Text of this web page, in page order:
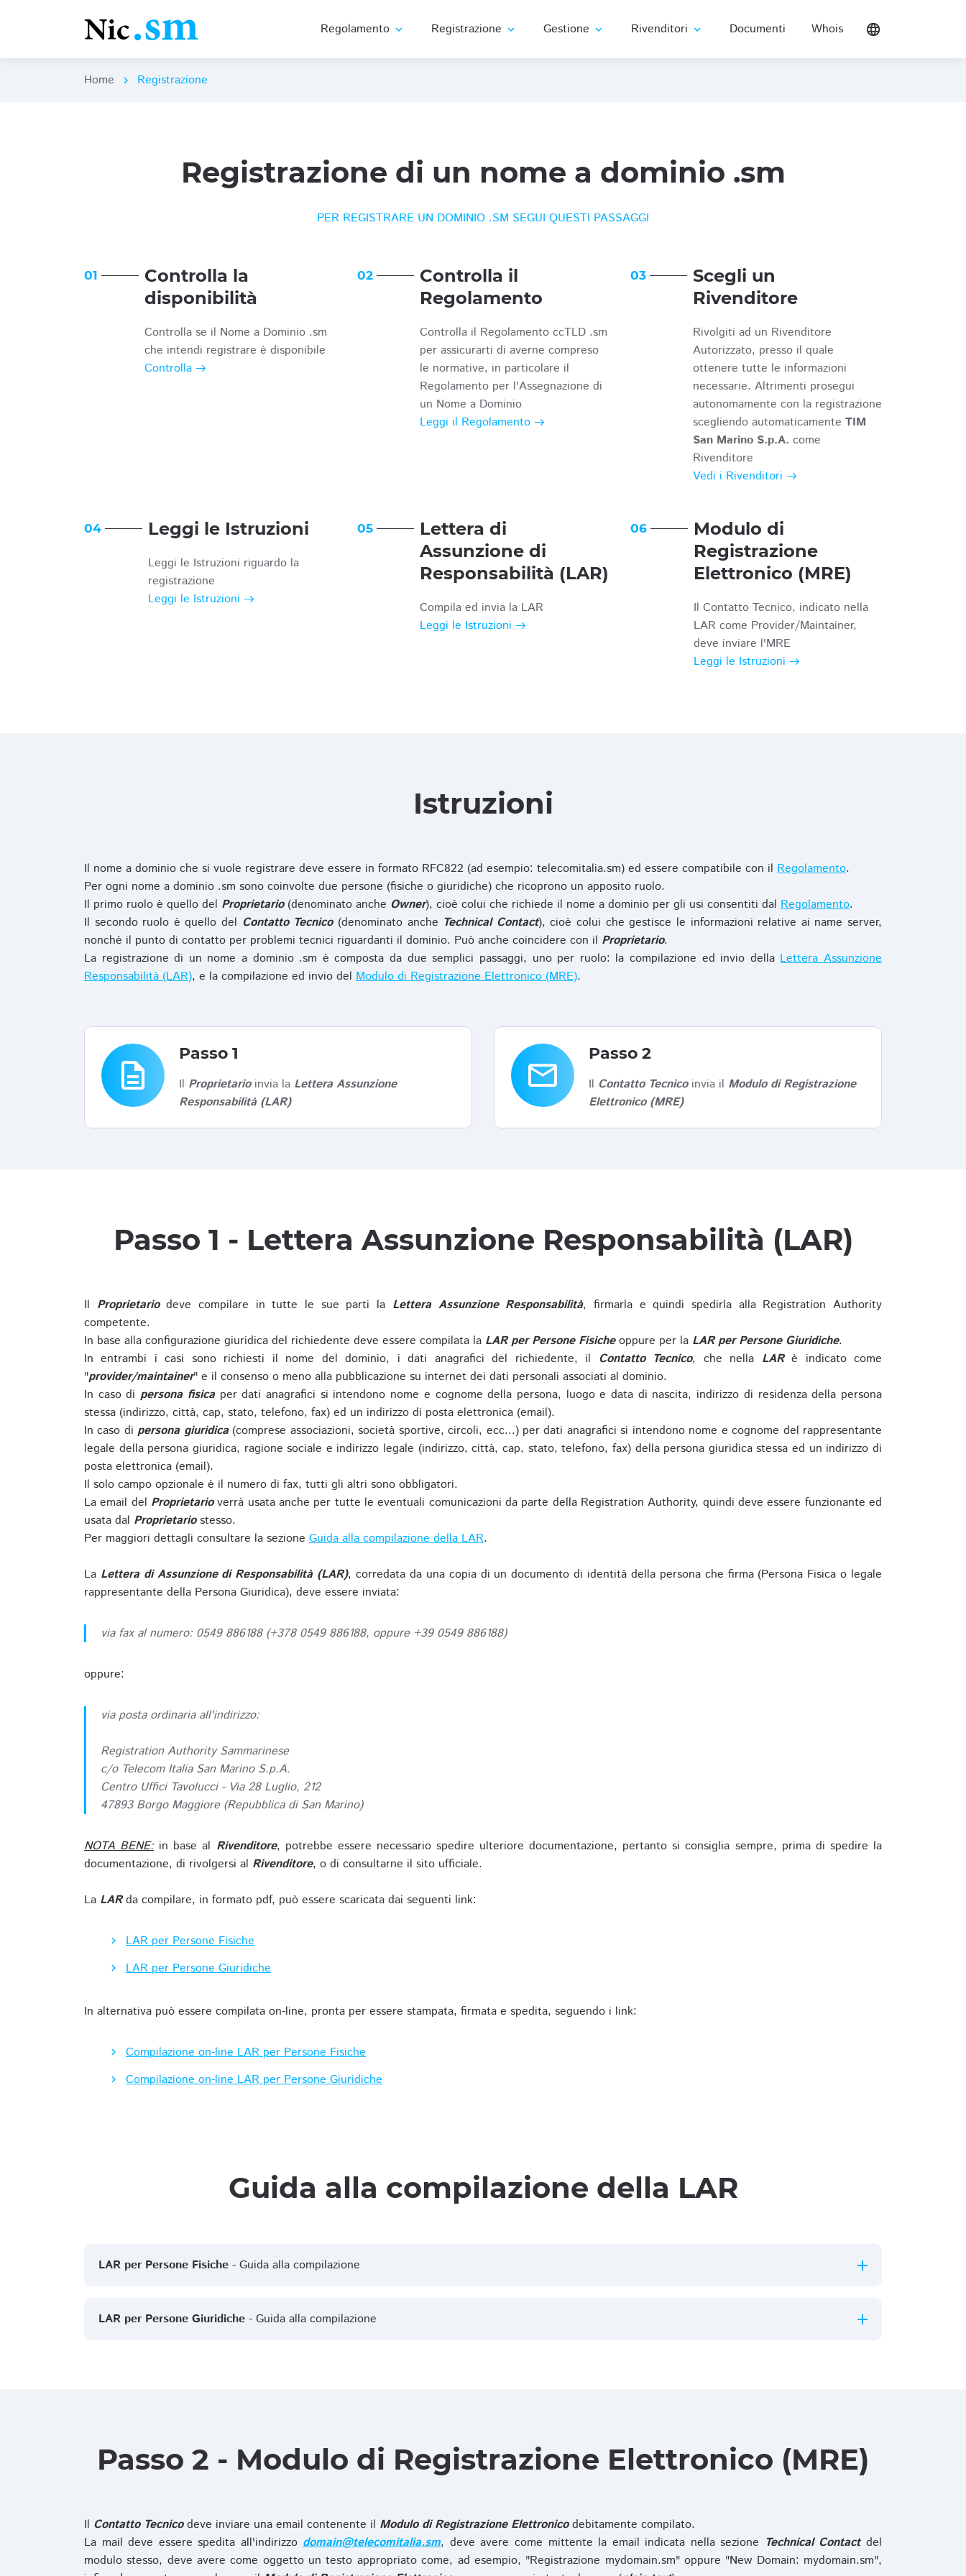
Regolamento expand_more Registrazione expand_more Gestione expand_more Rivenditori expand_more Documenti Whois language
Home chevron_right Registrazione
Registrazione di un nome a dominio .sm
PER REGISTRARE UN DOMINIO .SM SEGUI QUESTI PASSAGGI
01
Controlla la
disponibilità
Controlla se il Nome a Dominio .sm
che intendi registrare è disponibile
Controlla
02
Controlla il
Regolamento
Controlla il Regolamento ccTLD .sm
per assicurarti di averne compreso
le normative, in particolare il
Regolamento per l'Assegnazione di
un Nome a Dominio
Leggi il Regolamento
03
Scegli un
Rivenditore
Rivolgiti ad un Rivenditore
Autorizzato, presso il quale
ottenere tutte le informazioni
necessarie. Altrimenti prosegui
autonomamente con la registrazione
scegliendo automaticamente TIM
San Marino S.p.A. come
Rivenditore
Vedi i Rivenditori
04 Leggi le Istruzioni
Leggi le Istruzioni riguardo la
registrazione
Leggi le Istruzioni
05
Lettera di
Assunzione di
Responsabilità (LAR)
Compila ed invia la LAR
Leggi le Istruzioni
06
Modulo di
Registrazione
Elettronico (MRE)
Il Contatto Tecnico, indicato nella
LAR come Provider/Maintainer,
deve inviare l'MRE
Leggi le Istruzioni
Istruzioni
Il nome a dominio che si vuole registrare deve essere in formato RFC822 (ad esempio: telecomitalia.sm) ed essere compatibile con il Regolamento.
Per ogni nome a dominio .sm sono coinvolte due persone (fisiche o giuridiche) che ricoprono un apposito ruolo.
Il primo ruolo è quello del Proprietario(denominato anche Owner), cioè colui che richiede il nome a dominio per gli usi consentiti dal Regolamento.
Il secondo ruolo è quello del Contatto Tecnico(denominato anche Technical Contact), cioè colui che gestisce le informazioni relative ai name server,
nonchè il punto di contatto per problemi tecnici riguardanti il dominio. Può anche coincidere con il Proprietario.
La registrazione di un nome a dominio .sm è composta da due semplici passaggi, uno per ruolo: la compilazione ed invio dellaLettera Assunzione
Responsabilità (LAR), e la compilazione ed invio del Modulo di Registrazione Elettronico (MRE).
description
Passo 1
Il Proprietarioinvia la Lettera Assunzione
Responsabilità (LAR)
email
Passo 2
Il Contatto Tecnicoinvia il Modulo di Registrazione
Elettronico (MRE)
Passo 1 - Lettera Assunzione Responsabilità (LAR)
Il Proprietariodeve compilare in tutte le sue parti la Lettera Assunzione Responsabilità, firmarla e quindi spedirla alla Registration Authority
competente.
In base alla configurazione giuridica del richiedente deve essere compilata la LAR per Persone Fisicheoppure per la LAR per Persone Giuridiche.
In entrambi i casi sono richiesti il nome del dominio, i dati anagrafici del richiedente, il Contatto Tecnico, che nella LARè indicato come
"provider/maintainer" e il consenso o meno alla pubblicazione su internet dei dati personali associati al dominio.
In caso dipersona fisicaper dati anagrafici si intendono nome e cognome della persona, luogo e data di nascita, indirizzo di residenza della persona
stessa (indirizzo, città, cap, stato, telefono, fax) ed un indirizzo di posta elettronica (email).
In caso dipersona giuridica(comprese associazioni, società sportive, circoli, ecc...) per dati anagrafici si intendono nome e cognome del rappresentante
legale della persona giuridica, ragione sociale e indirizzo legale (indirizzo, città, cap, stato, telefono, fax) della persona giuridica stessa ed un indirizzo di
posta elettronica (email).
Il solo campo opzionale è il numero di fax, tutti gli altri sono obbligatori.
La email del Proprietarioverrà usata anche per tutte le eventuali comunicazioni da parte della Registration Authority, quindi deve essere funzionante ed
usata dal Proprietariostesso.
Per maggiori dettagli consultare la sezione Guida alla compilazione della LAR.
La Lettera di Assunzione di Responsabilità (LAR), corredata da una copia di un documento di identità della persona che firma (Persona Fisica o legale
rappresentante della Persona Giuridica), deve essere inviata:
via fax al numero: 0549 886188 (+378 0549 886188, oppure +39 0549 886188)
oppure:
via posta ordinaria all'indirizzo:
Registration Authority Sammarinese
c/o Telecom Italia San Marino S.p.A.
Centro Uffici Tavolucci - Via 28 Luglio, 212
47893 Borgo Maggiore (Repubblica di San Marino)
NOTA BENE: in base al Rivenditore, potrebbe essere necessario spedire ulteriore documentazione, pertanto si consiglia sempre, prima di spedire la
documentazione, di rivolgersi al Rivenditore, o di consultarne il sito ufficiale.
La LARda compilare, in formato pdf, può essere scaricata dai seguenti link:
LAR per Persone Fisiche
LAR per Persone Giuridiche
In alternativa può essere compilata on-line, pronta per essere stampata, firmata e spedita, seguendo i link:
Compilazione on-line LAR per Persone Fisiche
Compilazione on-line LAR per Persone Giuridiche
Guida alla compilazione della LAR
LAR per Persone Fisiche - Guida alla compilazione
LAR per Persone Giuridiche - Guida alla compilazione
Passo 2 - Modulo di Registrazione Elettronico (MRE)
Il Contatto Tecnicodeve inviare una email contenente il Modulo di Registrazione Elettronicodebitamente compilato.
La mail deve essere spedita all'indirizzodomain@telecomitalia.sm, deve avere come mittente la email indicata nella sezione Technical Contactdel
modulo stesso, deve avere come oggetto un testo appropriato come, ad esempio, "Registrazione mydomain.sm" oppure "New Domain: mydomain.sm",